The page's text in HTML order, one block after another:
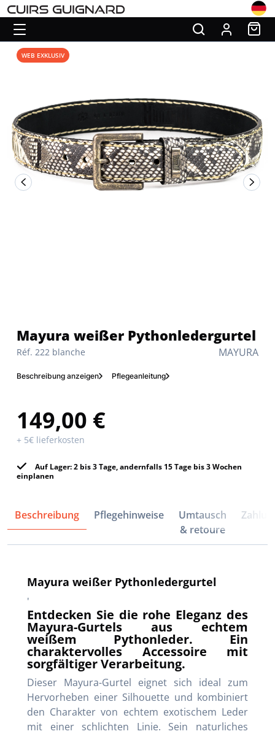
MAYURA
Réf. 222 blanche
Mayura weißer Pythonledergurtel
Beschreibung anzeigen Pflegeanleitung
149,00 €
+ 5€ lieferkosten
Auf Lager: 2 bis 3 Tage, andernfalls 15 Tage bis 3 Wochen
einplanen
WEB EXKLUSIV
Beschreibung Pflegehinweise
Umtausch
& retoure
Mayura weißer Pythonledergurtel
'
Entdecken Sie die rohe Eleganz des
Mayura-Gurtels aus echtem
weißem Pythonleder. Ein
charaktervolles Accessoire mit
sorgfältiger Verarbeitung.
Dieser Mayura-Gurtel eignet sich ideal zum
Hervorheben einer Silhouette und kombiniert
den Charakter von echtem exotischem Leder
mit einer schlichten Linie. Sein naturliches